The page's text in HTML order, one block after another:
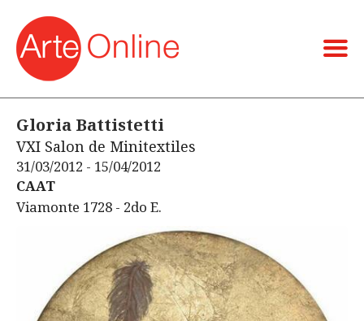
Gloria Battistetti
VXI Salon de Minitextiles
31/03/2012 - 15/04/2012
CAAT
Viamonte 1728 - 2do E.